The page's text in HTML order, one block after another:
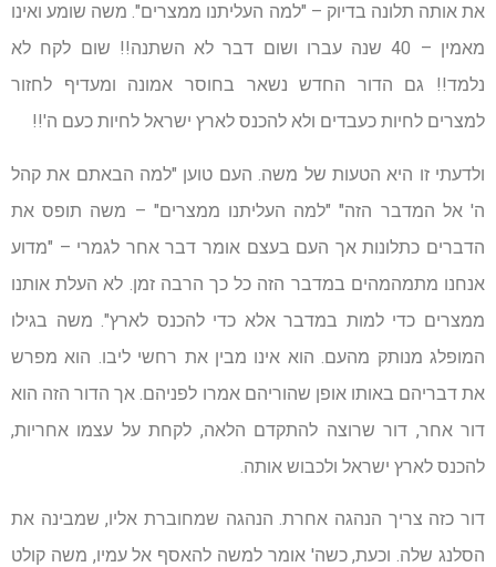
את אותה תלונה בדיוק – "למה העליתנו ממצרים". משה שומע ואינו
מאמין – 40 שנה עברו ושום דבר לא השתנה!! שום לקח לא
נלמד!! גם הדור החדש נשאר בחוסר אמונה ומעדיף לחזור
למצרים לחיות כעבדים ולא להכנס לארץ ישראל לחיות כעם ה'!!
ולדעתי זו היא הטעות של משה. העם טוען "למה הבאתם את קהל
ה' אל המדבר הזה" "למה העליתנו ממצרים" – משה תופס את
הדברים כתלונות אך העם בעצם אומר דבר אחר לגמרי – "מדוע
אנחנו מתמהמהים במדבר הזה כל כך הרבה זמן. לא העלת אותנו
ממצרים כדי למות במדבר אלא כדי להכנס לארץ". משה בגילו
המופלג מנותק מהעם. הוא אינו מבין את רחשי ליבו. הוא מפרש
את דבריהם באותו אופן שהוריהם אמרו לפניהם. אך הדור הזה הוא
דור אחר, דור שרוצה להתקדם הלאה, לקחת על עצמו אחריות,
להכנס לארץ ישראל ולכבוש אותה.
דור כזה צריך הנהגה אחרת. הנהגה שמחוברת אליו, שמבינה את
הסלנג שלה. וכעת, כשה' אומר למשה להאסף אל עמיו, משה קולט